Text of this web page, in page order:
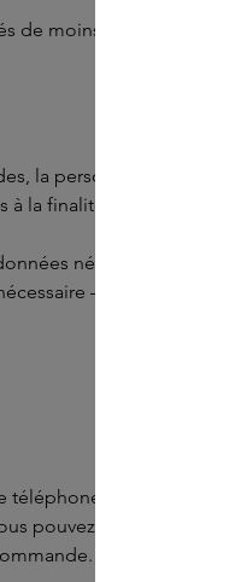
de moins de dix-huit ans
la personnalisation,
la finalité pour laquelle
nécessaires à la
— comme dans
de votre
pouvez, si vous le
Après un